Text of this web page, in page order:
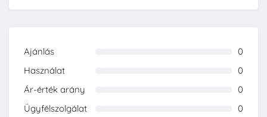
Ajánlás
0
Használat
0
Ár-érték arány
0
Ügyfélszolgálat
0